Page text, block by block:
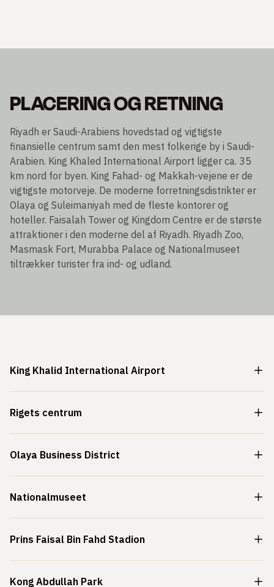
PLACERING OG RETNING
Riyadh er Saudi-Arabiens hovedstad og vigtigste
finansielle centrum samt den mest folkerige by i Saudi-
Arabien. King Khaled International Airport ligger ca. 35
km nord for byen. King Fahad- og Makkah-vejene er de
vigtigste motorveje. De moderne forretningsdistrikter er
Olaya og Suleimaniyah med de fleste kontorer og
hoteller. Faisalah Tower og Kingdom Centre er de største
attraktioner i den moderne del af Riyadh. Riyadh Zoo,
Masmask Fort, Murabba Palace og Nationalmuseet
tiltrækker turister fra ind- og udland.
King Khalid International Airport
Rigets centrum
Olaya Business District
Nationalmuseet
Prins Faisal Bin Fahd Stadion
Kong Abdullah Park